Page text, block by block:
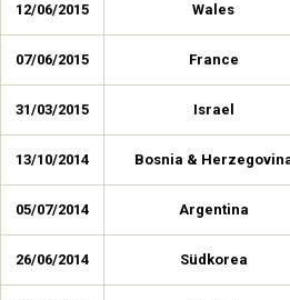
12/06/2015 Wales
07/06/2015 France
31/03/2015 Israel
13/10/2014 Bosnia &
05/07/2014 Argentina
26/06/2014 Südkorea